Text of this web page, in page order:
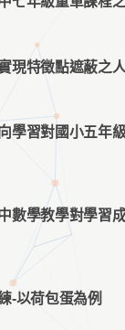
現特徵點遮蔽之
學習對國小五年
數學教學對學習
-以荷包蛋為例